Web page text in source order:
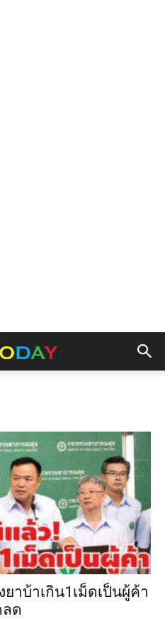
าบ้าเกิน1เม็ดเป็นผู้ค้า
ลด